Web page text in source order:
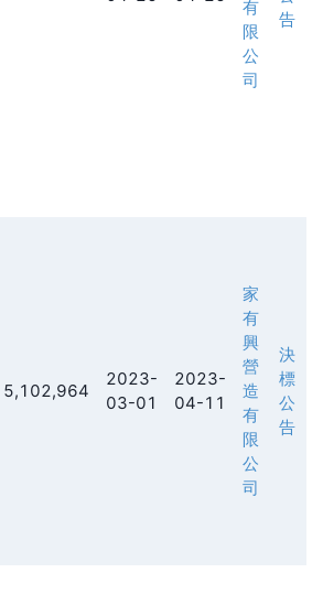
有
限
公
司
告
5,102,964
2023-
03-01
2023-
04-11
家
有
興
營
造
有
限
公
司
決
標
公
告